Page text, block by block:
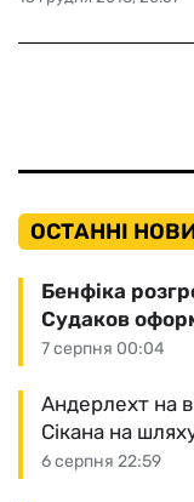
ОСТАННІ
7 серпня 00:04
Бенфіка
Судаков
6 серпня 22:59
Андерлехт на
Сікана на